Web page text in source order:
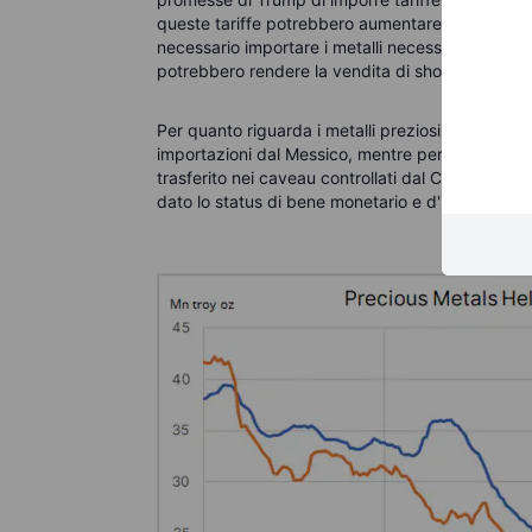
queste tariffe potrebbero aumentare il costo
necessario importare i metalli necessari per
potrebbero rendere la vendita di short
Per quanto riguarda i metalli preziosi, la stretta
importazioni dal Messico, mentre per l'oro è
trasferito nei caveau controllati dal COMEX,
dato lo status di bene monetario e